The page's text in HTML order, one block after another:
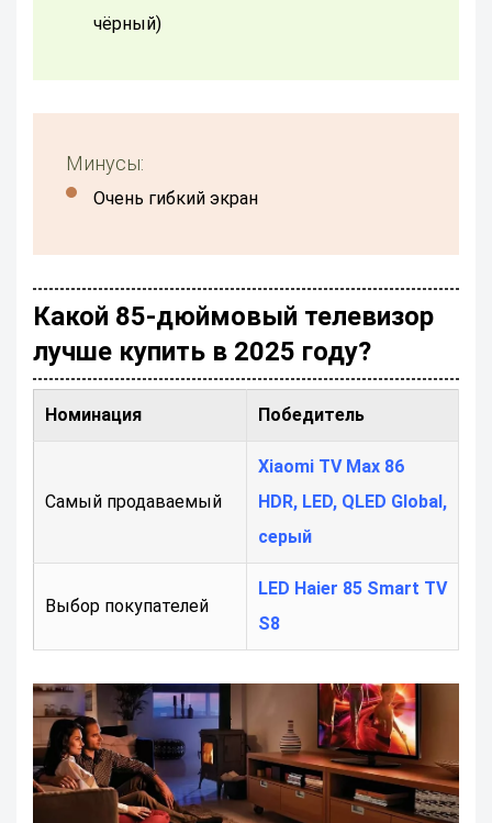
чёрный)
Минусы:
Очень гибкий экран
Какой 85-дюймовый телевизор
лучше купить в 2025 году?
Номинация Победитель
Самый продаваемый
Xiaomi TV Max 86
HDR, LED, QLED Global,
серый
Выбор покупателей
LED Haier 85 Smart TV
S8